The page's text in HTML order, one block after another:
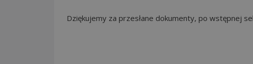
Dziękujemy za przesłane dokumenty, po wstępnej